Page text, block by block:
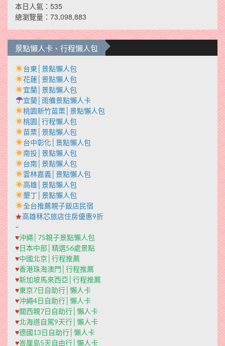
本日人氣：535
總瀏覽量：73,098,883
景點懶人卡、行程懶人包
台東│景點懶人包
花蓮│景點懶人包
宜蘭│景點懶人包
宜蘭│雨備景點懶人卡
桃園新竹苗栗│景點懶人包
桃園│行程懶人包
苗栗│景點懶人包
台中彰化│景點懶人包
南投│景點懶人包
台南│景點懶人包
雲林嘉義│景點懶人包
高雄│景點懶人包
墾丁│景點懶人包
全台推薦親子飯店民宿
★高雄秝芯旅店住房優惠9折
–
♥沖繩│75親子景點懶人包
♥日本中部│精選56處景點
♥中國北京│行程推薦
♥香港珠海澳門│行程推薦
♥新加坡馬來西亞│行程推薦
♥東京7日自助行│懶人卡
♥沖繩4日自助行│懶人卡
♥關西親7日自助行│懶人卡
♥北海道自駕9天行│懶人卡
♥德國13日自助行│懶人卡
♥峇厘島5天自由行│懶人卡